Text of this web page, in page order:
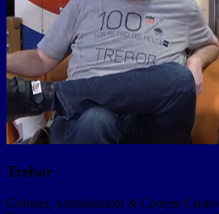
Trebor
Gründer, Administrator & Content